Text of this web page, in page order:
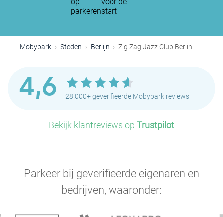
parkerenstart
Mobypark Steden Berlijn Zig Zag Jazz Club Berlin
4,6 28.000+ geverifieerde Mobypark reviews
Bekijk klantreviews op Trustpilot
Parkeer bij geverifieerde eigenaren en
bedrijven, waaronder: